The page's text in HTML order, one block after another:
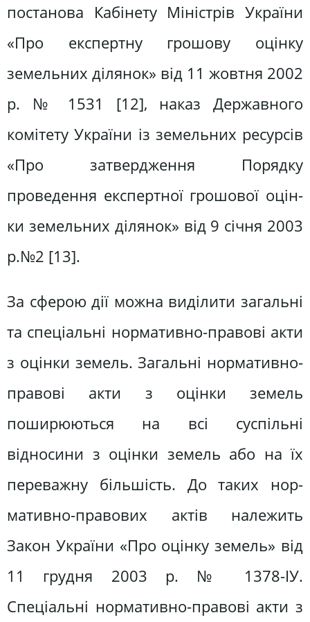
постанова Кабінету Міністрів України
«Про експертну грошову оцінку
земельних ділянок» від 11 жовтня 2002
р. № 1531 [12], наказ Державного
комітету України із земельних ре­сурсів
«Про затвердження Порядку
проведення експертної грошової оцін­
ки земельних ділянок» від 9 січня 2003
р.№2 [13].
За сферою дії можна виділити за­гальні
та спеціальні нормативно-пра­вові акти
з оцінки земель. Загальні нормативно-
правові акти з оцінки зе­мель
поширюються на всі суспільні
відносини з оцінки земель або на їх
переважну більшість. До таких нор­
мативно-правових актів належить
Закон України «Про оцінку земель» від
11 грудня 2003 р. № 1378-ІУ.
Спеціальні нормативно-правові акти з